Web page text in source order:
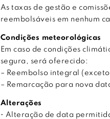
As taxas de gestão e
reembolsáveis em nenhum
Condições meteorológicas
Em caso de condições
segura, será oferecido:
– Reembolso integral
– Remarcação para nova
Alterações
• Alteração de data